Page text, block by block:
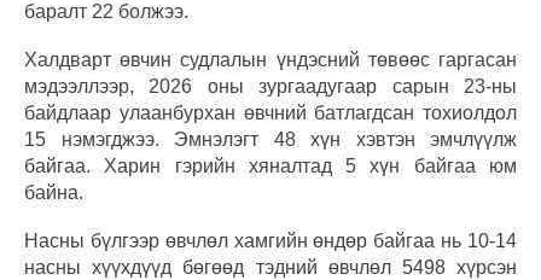
баралт 22 болжээ.
Халдварт өвчин судлалын үндэсний төвөөс гаргасан
мэдээллээр, 2026 оны зургаадугаар сарын 23-ны
байдлаар улаанбурхан өвчний батлагдсан тохиолдол
15 нэмэгджээ. Эмнэлэгт 48 хүн хэвтэн эмчлүүлж
байгаа. Харин гэрийн хяналтад 5 хүн байгаа юм
байна.
Насны бүлгээр өвчлөл хамгийн өндөр байгаа нь 10-14
насны хүүхдүүд бөгөөд тэдний өвчлөл 5498 хүрсэн